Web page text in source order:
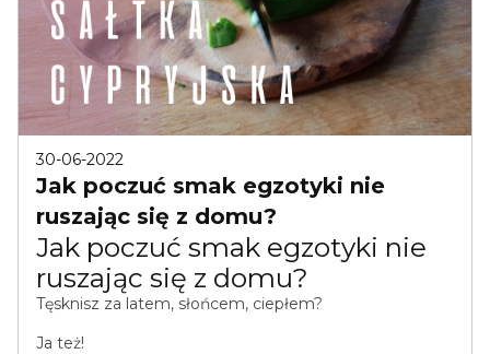
30-06-2022
Jak poczuć smak egzotyki nie
ruszając się z domu?
Jak poczuć smak egzotyki nie
ruszając się z domu?
Tęsknisz za latem, słońcem, ciepłem?
Ja też!